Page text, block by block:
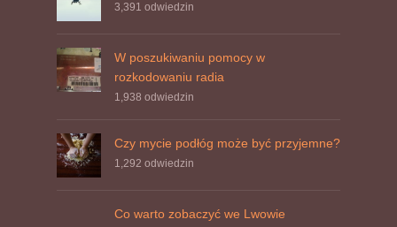
3,391 odwiedzin
W poszukiwaniu pomocy w
rozkodowaniu radia
1,938 odwiedzin
Czy mycie podłóg może być przyjemne?
1,292 odwiedzin
Co warto zobaczyć we Lwowie